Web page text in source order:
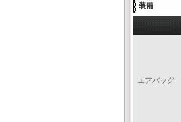
装備
エアバッグ